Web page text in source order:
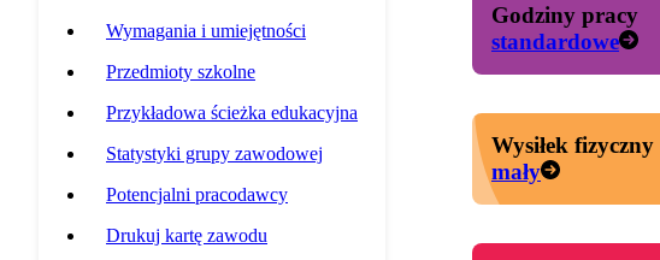
Wymagania i umiejętności
Przedmioty szkolne
Przykładowa ścieżka edukacyjna
Statystyki grupy zawodowej
Potencjalni pracodawcy
Drukuj kartę zawodu
Godziny pracy
standardowe
Wysiłek fizyczny
mały